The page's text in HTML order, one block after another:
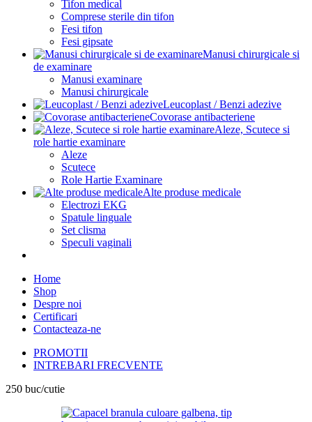
Tifon medical
Comprese sterile din tifon
Fesi tifon
Fesi gipsate
Manusi chirurgicale si
de examinare
Manusi examinare
Manusi chirurgicale
Leucoplast / Benzi adezive
Covorase antibacteriene
Aleze, Scutece si
role hartie examinare
Aleze
Scutece
Role Hartie Examinare
Alte produse medicale
Electrozi EKG
Spatule linguale
Set clisma
Speculi vaginali
Home
Shop
Despre noi
Certificari
Contacteaza-ne
PROMOTII
INTREBARI FRECVENTE
250 buc/cutie